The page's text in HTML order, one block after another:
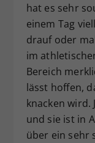
hat es sehr
einem Tag
drauf oder
im
Bereich
lässt hoffen,
knacken wird.
und sie ist in
über ein sehr